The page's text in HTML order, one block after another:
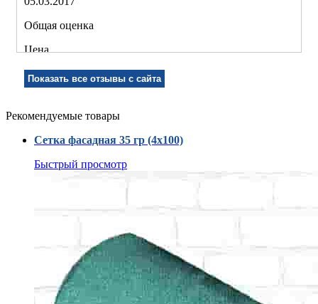
Общая оценка
Цена
Качество
Рекомендую!
Комментарий:
Нужна была сетка, для реставрации стены, чтобы не
Показать все отзывы с сайта
Рекомендуемые товары
Сетка фасадная 35 гр (4x100)
Быстрый просмотр